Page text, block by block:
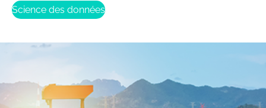
Science des données